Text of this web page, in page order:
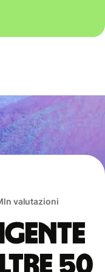
valutazioni
50